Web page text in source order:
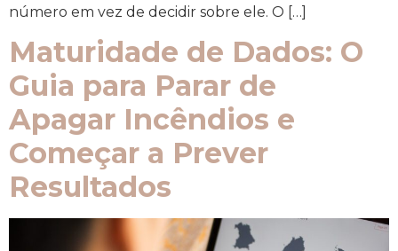
número em vez de decidir sobre ele. O […]
Maturidade de Dados: O
Guia para Parar de
Apagar Incêndios e
Começar a Prever
Resultados